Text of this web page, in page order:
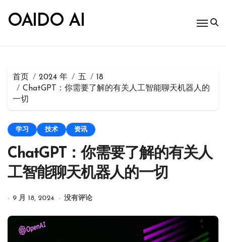
OAIDO AI
首页 2024 年 五
18
ChatGPT：你需要了解的有关人工智能聊天机器人的
一切
学习 技术 资讯
ChatGPT：你需要了解的有关人
工智能聊天机器人的一切
9 月 18, 2024 没有评论